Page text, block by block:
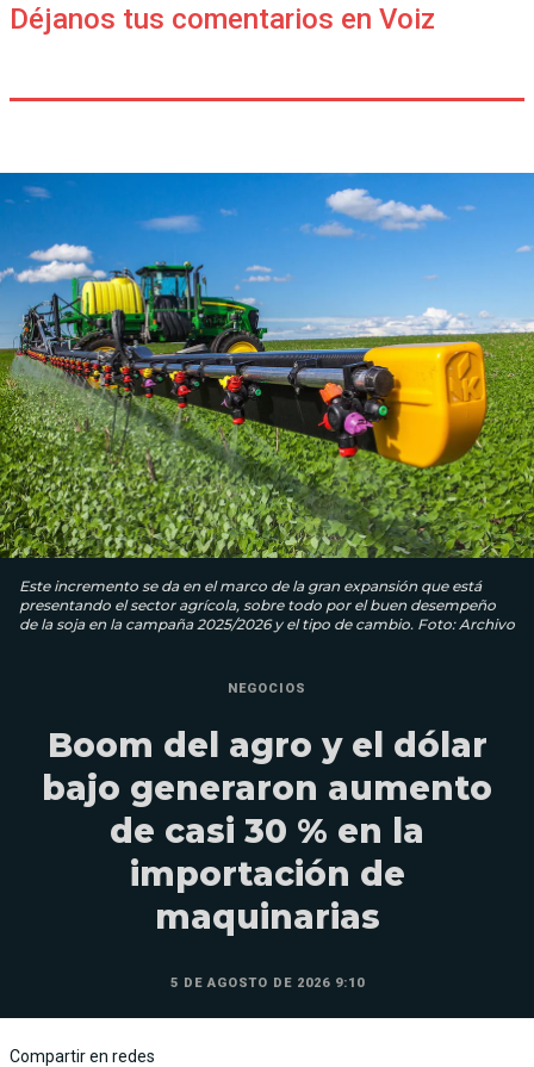
Déjanos tus comentarios en Voiz
Este incremento se da en el marco de la gran expansión que está
presentando el sector agrícola, sobre todo por el buen desempeño
de la soja en la campaña 2025/2026 y el tipo de cambio. Foto: Archivo
NEGOCIOS
Boom del agro y el dólar
bajo generaron aumento
de casi 30 % en la
importación de
maquinarias
5 DE AGOSTO DE 2026 9:10
Compartir en redes